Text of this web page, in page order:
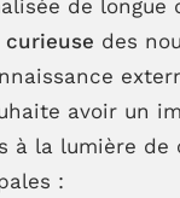
des
avoir un
à la lumière
: